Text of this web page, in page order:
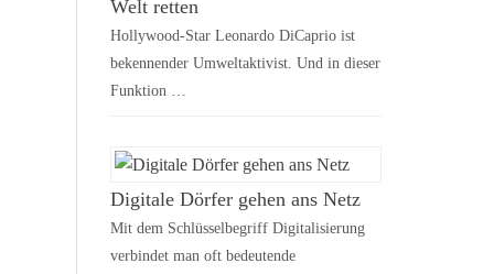
Welt retten
Hollywood-Star Leonardo DiCaprio ist
bekennender Umweltaktivist. Und in dieser
Funktion …
Digitale Dörfer gehen ans Netz
Mit dem Schlüsselbegriff Digitalisierung
verbindet man oft bedeutende